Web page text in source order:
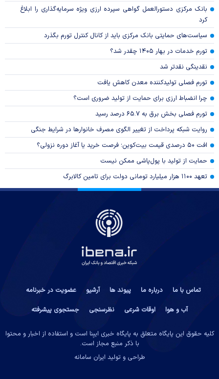
بانک مرکزی دستورالعمل گواهی سپرده ارزی ویژه سرمایه‌گذاری را ابلاغ
کرد
سیاست‌های حمایتی بانک مرکزی باید از کانال کنترل تورم بگذرد
تورم خدمات در بهار ۱۴۰۵ چقدر شد؟
نقدینگی نقدتر شد
تورم فصلی تولیدکننده معدن کاهش یافت
چرا انضباط ارزی برای حمایت از تولید ضروری است؟
تورم فصلی بخش برق به ۶۵.۷ درصد رسید
روایت شبکه پرداخت از تغییر الگوی مصرف خانوار‌ها در شرایط جنگی
افت ۵۰ درصدی قیمت بیت‌کوین؛ فرصت خرید یا آغاز دوره نزولی؟
حمایت از تولید با پول‌پاشی ممکن نیست
تعهد ۱۱۰۰ هزار میلیارد تومانی دولت برای تامین کالابرگ
تماس با ما درباره ما پیوند ها آرشیو
عضویت در خبرنامه
آب و هوا
اوقات شرعی نظرسنجی جستجوی پیشرفته
کلیه حقوق این پایگاه متعلق به پایگاه خبری ایبِنا است و استفاده از اخبار و محتوا
با ذکر منبع مجاز است.
طراحی و تولید ایران سامانه